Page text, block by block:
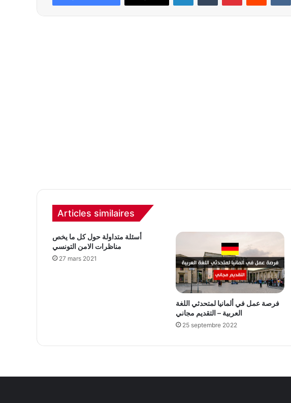
Articles similaires
أسئلة متداولة حول كل ما يخص
مناظرات الامن التونسي
27 mars 2021
فرصة عمل في ألمانيا لمتحدثي اللغة
العربية – التقديم مجاني
25 septembre 2022